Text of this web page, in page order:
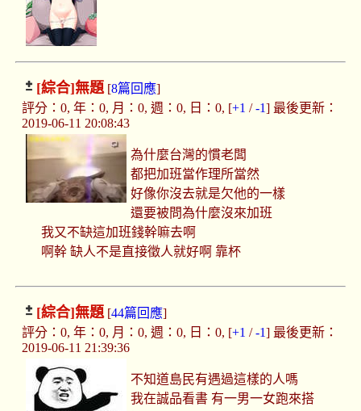
[綜合]無題[8篇回應]
評分：0, 年：0, 月：0, 週：0, 日：0, [+1 /-1] 最後更新：
2019-06-11 20:08:43
為什麼台灣的慣老闆
都把加班當作理所當然
好像你沒去就是欠他的一樣
還要被問為什麼沒來加班
我又不缺這加班錢幹嘛去啊
啊幹 缺人不是直接徵人就好啊 靠杯
[綜合]無題[44篇回應]
評分：0, 年：0, 月：0, 週：0, 日：0, [+1 /-1] 最後更新：
2019-06-11 21:39:36
不知道島民有遇過這樣的人嗎
我在誠品看書 有一男一女跑來搭